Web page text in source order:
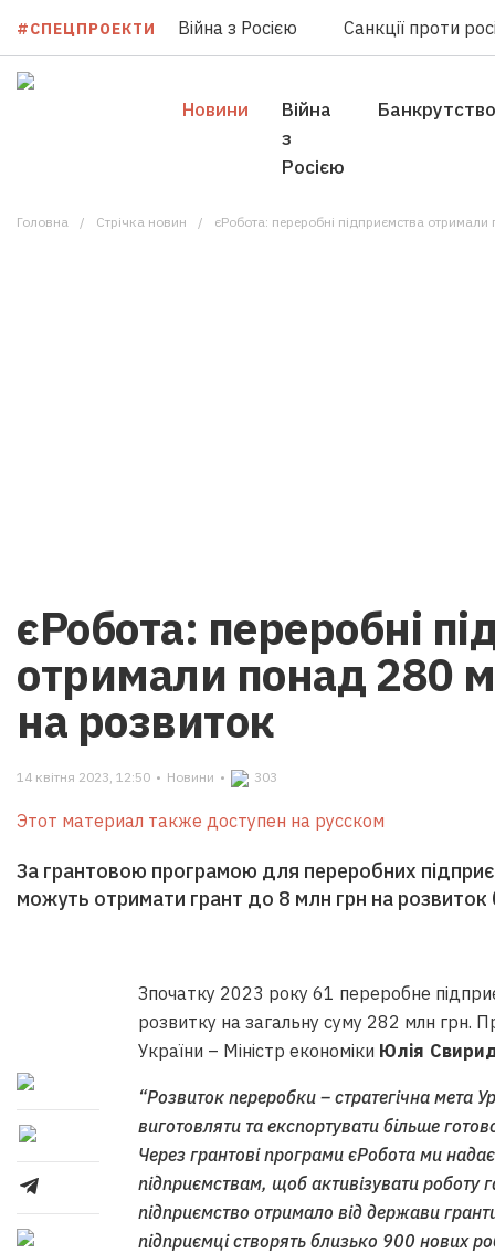
#СПЕЦПРОЕКТИ Війна з Росією Санкції проти
Новини
Війна
з
Росією
Банкрутство
Головна Стрічка новин єРобота: переробні підприємства
єРобота: переробні
отримали понад 280
на розвиток
14 квітня 2023, 12:50 • Новини • 303
Этот материал также доступен на русском
За грантовою програмою для переробних
можуть отримати грант до 8 млн грн на розвиток
Зпочатку 2023 року 61 переробне
розвитку на загальну суму 282 млн грн.
України – Міністр економіки Юлія
“Розвиток переробки – стратегічна
виготовляти та експортувати більше
Через грантові програми єРобота ми
підприємствам, щоб активізувати роботу
підприємство отримало від держави
підприємці створять близько 900 нових